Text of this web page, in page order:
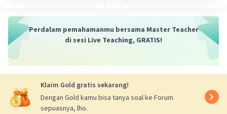
sosiologi adalah ilmu yang mempelajari tentang dua hal
1. Hubungan antara berbagai gejala sosial. Ini berarti
sosiologi mencoba untuk memahami bagaimana
mempengaruhi satu sama lain.
berarti sosiologi juga mempelajari bagaimana
perubahan dalam satu aspek masyarakat dapat
mempengaruhi aspek lainnya.
Perdalam pemahamanmu bersama Master Teacher
di sesi Live Teaching, GRATIS!
Klaim Gold gratis sekarang!
Dengan Gold kamu bisa tanya soal ke Forum
sepuasnya, lho.